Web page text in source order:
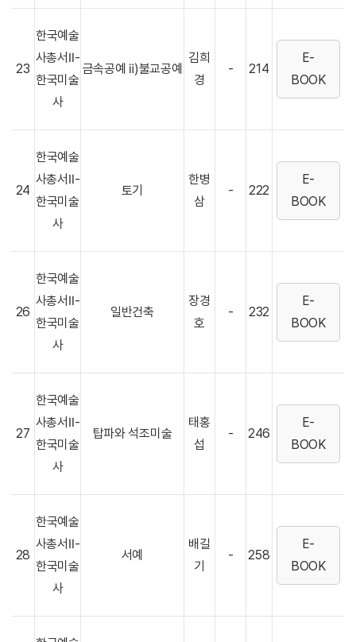
23
한국예술
사총서Ⅱ-
한국미술
사
금속공예 ⅱ)불교공예
김희
경
- 214
E-
BOOK
24
한국예술
사총서Ⅱ-
한국미술
사
토기
한병
삼
- 222
E-
BOOK
26
한국예술
사총서Ⅱ-
한국미술
사
일반건축
장경
호
- 232
E-
BOOK
27
한국예술
사총서Ⅱ-
한국미술
사
탑파와 석조미술
태홍
섭
- 246
E-
BOOK
28
한국예술
사총서Ⅱ-
한국미술
사
서예
배길
기
- 258
E-
BOOK